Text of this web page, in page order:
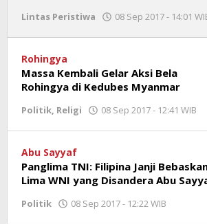
Lintas Peristiwa 08 Sep 2017 - 14:01
Rohingya
Massa Kembali Gelar Aksi Bela
Rohingya di Kedubes Myanmar
Politik, Religi 08 Sep 2017 - 12:41 WIB
Abu Sayyaf
Panglima TNI: Filipina Janji
Lima WNI yang Disandera Abu
Politik 08 Sep 2017 - 12:22 WIB